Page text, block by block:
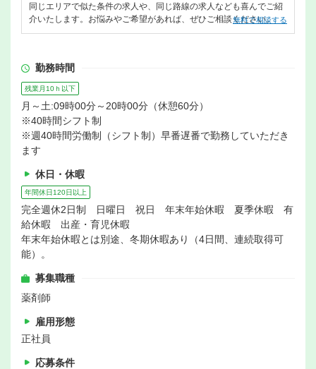
同じエリアで似た条件の求人や、同じ路線の求人なども喜んでご紹
介いたします。お悩みやご希望があれば、ぜひご相談ください。
無料で相談する
勤務時間
残業月10ｈ以下
月～土:09時00分～20時00分（休憩60分）
※40時間シフト制
※週40時間労働制（シフト制）早番遅番で勤務していただき
ます
休日・休暇
年間休日120日以上
完全週休2日制 日曜日 祝日 年末年始休暇 夏季休暇 有
給休暇 出産・育児休暇
年末年始休暇とは別途、冬期休暇あり（4日間、連続取得可
能）。
募集職種
薬剤師
雇用形態
正社員
応募条件